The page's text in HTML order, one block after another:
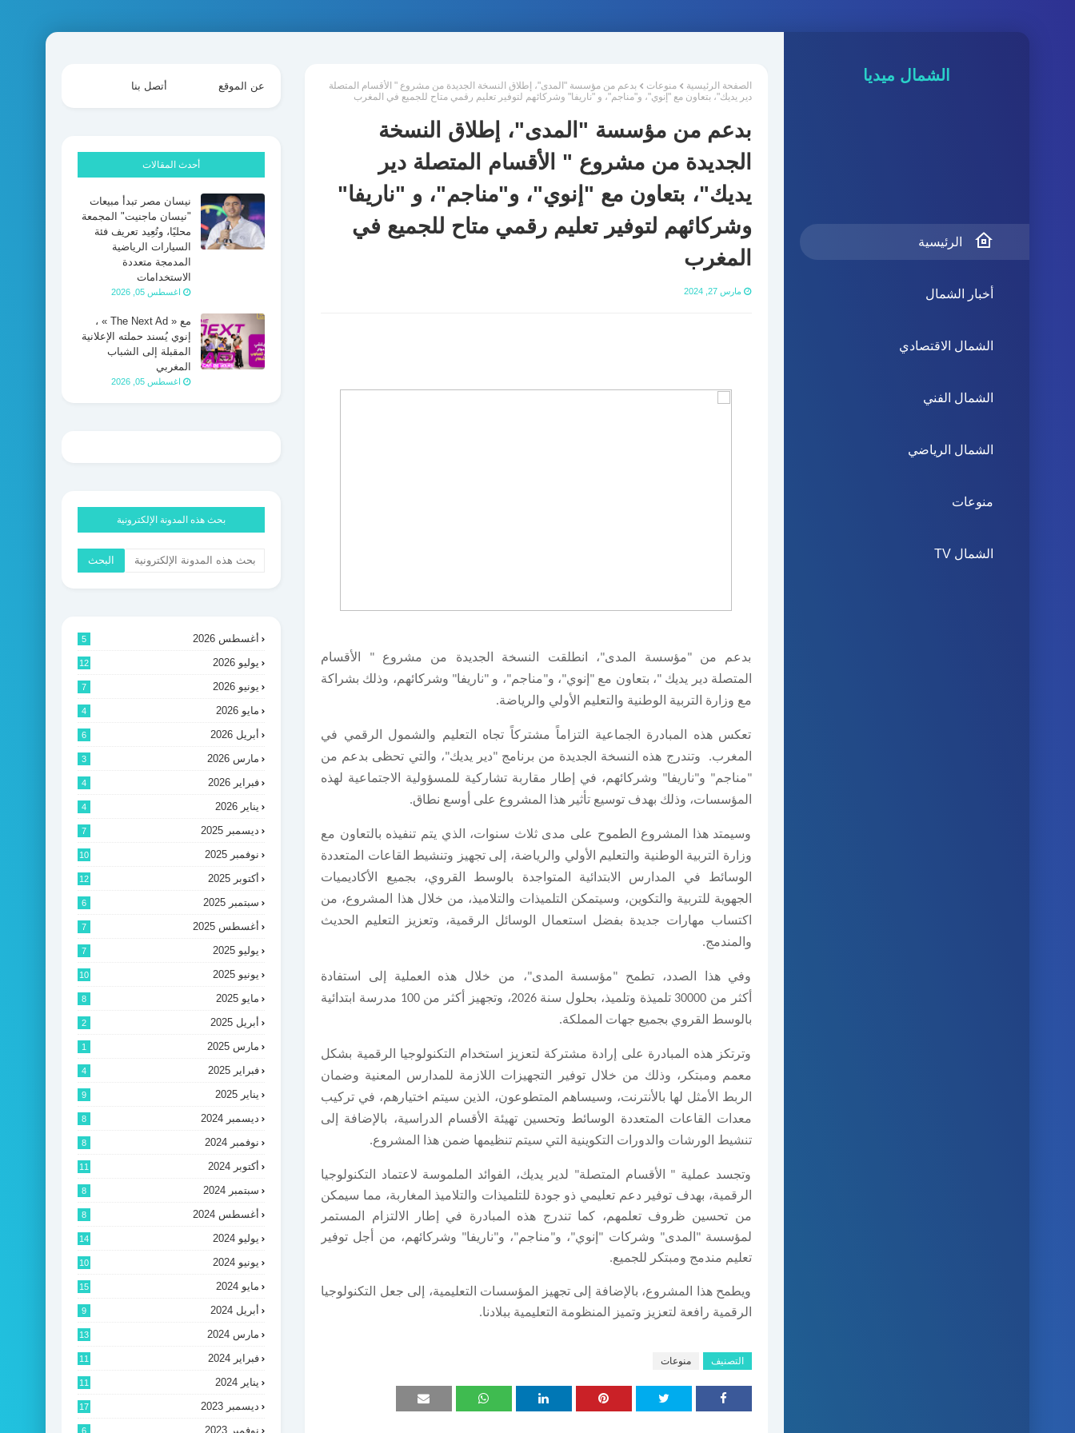
الشمال ميديا
الرئيسية
أخبار الشمال
الشمال الاقتصادي
الشمال الفني
الشمال الرياضي
منوعات
الشمال TV
الصفحة الرئيسية منوعات
بدعم من مؤسسة "المدى"، إطلاق النسخة الجديدة من مشروع " الأقسام المتصلة
دير يديك"، بتعاون مع "إنوي"، و"مناجم"، و "ناريفا" وشركائهم لتوفير تعليم رقمي متاح للجميع في المغرب
بدعم من مؤسسة "المدى"، إطلاق النسخة
الجديدة من مشروع " الأقسام المتصلة دير
يديك"، بتعاون مع "إنوي"، و"مناجم"، و "ناريفا"
وشركائهم لتوفير تعليم رقمي متاح للجميع في
المغرب
مارس 27, 2024
بدعم من "مؤسسة المدى"،
انطلقت النسخة الجديدة من مشروع " الأقسام
المتصلة دير يديك "، بتعاون مع "إنوي"، و"مناجم"، و "ناريفا" وشركائهم، وذلك بشراكة
مع وزارة التربية الوطنية والتعليم الأولي والرياضة.
تعكس هذه المبادرة الجماعية التزاماً مشتركاً تجاه التعليم والشمول الرقمي في
المغرب. وتندرج هذه النسخة الجديدة من برنامج "دير يديك"، والتي تحظى بدعم من
"مناجم" و"ناريفا" وشركائهم، في إطار مقاربة تشاركية للمسؤولية الاجتماعية لهذه
المؤسسات، وذلك بهدف توسيع تأثير هذا المشروع على أوسع نطاق.
وسيمتد هذا المشروع الطموح على مدى ثلاث سنوات،
الذي يتم تنفيذه بالتعاون مع
وزارة التربية الوطنية والتعليم الأولي والرياضة،
إلى تجهيز وتنشيط القاعات المتعددة
الوسائط في المدارس الابتدائية المتواجدة بالوسط القروي، بجميع الأكاديميات
الجهوية للتربية والتكوين، وسيتمكن التلميذات والتلاميذ، من خلال هذا المشروع، من
اكتساب مهارات جديدة بفضل استعمال الوسائل الرقمية، وتعزيز التعليم الحديث
والمندمج.
وفي هذا الصدد، تطمح "مؤسسة المدى"، من خلال هذه العملية إلى استفادة
أكثر
من
30000 تلميذة وتلميذ، بحلول سنة 2026، وتجهيز أكثر من 100 مدرسة ابتدائية
بالوسط القروي بجميع جهات المملكة.
وترتكز هذه المبادرة على إرادة مشتركة لتعزيز استخدام التكنولوجيا الرقمية بشكل
معمم ومبتكر، وذلك من خلال توفير التجهيزات اللازمة للمدارس المعنية وضمان
الربط الأمثل لها بالأنترنت، وسيساهم المتطوعون، الذين سيتم اختيارهم، في تركيب
معدات
القاعات المتعددة الوسائط وتحسين تهيئة الأقسام الدراسية، بالإضافة إلى
تنشيط الورشات والدورات التكوينية التي سيتم تنظيمها ضمن هذا المشروع.
وتجسد عملية " الأقسام المتصلة" لدير يديك، الفوائد الملموسة لاعتماد التكنولوجيا
الرقمية، بهدف توفير دعم تعليمي ذو جودة للتلميذات والتلاميذ المغاربة، مما سيمكن
من تحسين ظروف تعلمهم، كما تندرج هذه المبادرة في إطار الالتزام المستمر
لمؤسسة "المدى" وشركات "إنوي"، و"مناجم"، و"ناريفا" وشركائهم، من أجل توفير
تعليم مندمج ومبتكر للجميع.
ويطمح هذا المشروع، بالإضافة إلى تجهيز المؤسسات التعليمية، إلى جعل التكنولوجيا
الرقمية رافعة لتعزيز وتميز المنظومة التعليمية ببلادنا.
التصنيف منوعات
عن الموقع أتصل بنا
أحدث المقالات
نيسان مصر تبدأ مبيعات
"نيسان ماجنيت" المجمعة
محليًا، وتُعِيد تعريف فئة
السيارات الرياضية
المدمجة متعددة
الاستخدامات
اغسطس 05, 2026
مع « The Next Ad » ،
إنوي يُسند حملته الإعلانية
المقبلة إلى الشباب
المغربي
اغسطس 05, 2026
بحث هذه المدونة الإلكترونية
أغسطس 2026 5
يوليو 2026 12
يونيو 2026 7
مايو 2026 4
أبريل 2026 6
مارس 2026 3
فبراير 2026 4
يناير 2026 4
ديسمبر 2025 7
نوفمبر 2025 10
أكتوبر 2025 12
سبتمبر 2025 6
أغسطس 2025 7
يوليو 2025 7
يونيو 2025 10
مايو 2025 8
أبريل 2025 2
مارس 2025 1
فبراير 2025 4
يناير 2025 9
ديسمبر 2024 8
نوفمبر 2024 8
أكتوبر 2024 11
سبتمبر 2024 8
أغسطس 2024 8
يوليو 2024 14
يونيو 2024 10
مايو 2024 15
أبريل 2024 9
مارس 2024 13
فبراير 2024 11
يناير 2024 11
ديسمبر 2023 17
نوفمبر 2023 6